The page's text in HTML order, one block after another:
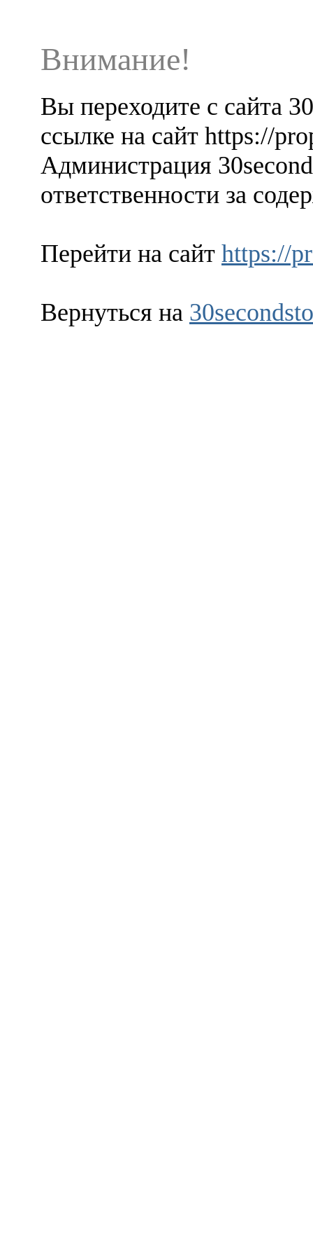
Внимание!
Вы переходите с сайта
ссылке на сайт https://
Администрация
ответственности за
Перейти на сайт https://
Вернуться на